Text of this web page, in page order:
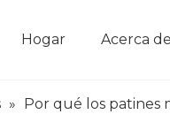
Hogar Acerca de
» Por qué los patines